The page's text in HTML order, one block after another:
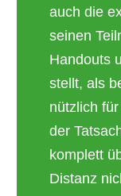
auch die
seinen
Handouts
stellt, als
nützlich
der
komplett
Distanz